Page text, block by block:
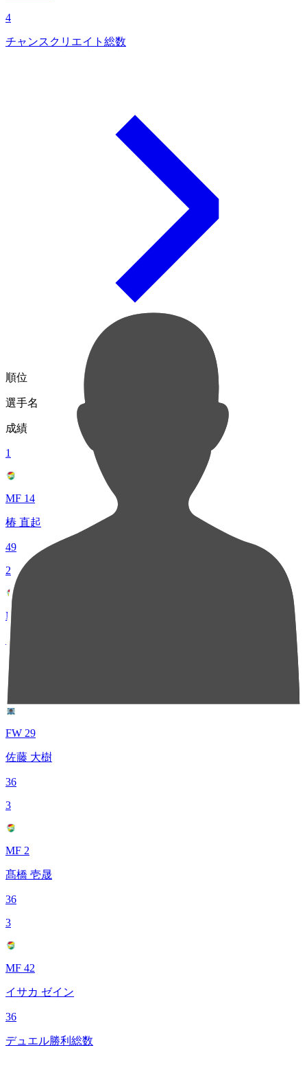
4
チャンスクリエイト総数
順位
選手名
成績
1
MF 14
椿 直起
49
2
MF 67
日高 大
37
3
FW 29
佐藤 大樹
36
3
MF 2
髙橋 壱晟
36
3
MF 42
イサカ ゼイン
36
デュエル勝利総数